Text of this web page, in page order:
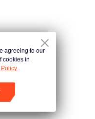
agreeing to our
cookies in